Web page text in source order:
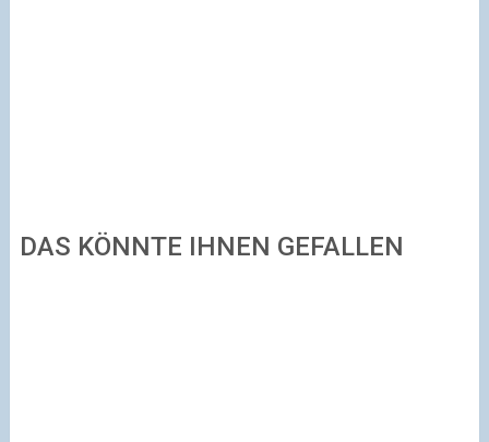
DAS KÖNNTE IHNEN GEFALLEN